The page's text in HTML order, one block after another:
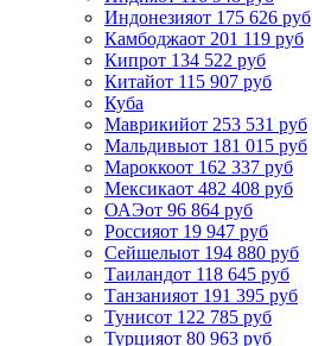
Индонезияот 175 626 руб
Камбоджаот 201 119 руб
Кипрот 134 522 руб
Китайот 115 907 руб
Куба
Маврикийот 253 531 руб
Мальдивыот 181 015 руб
Мароккоот 162 337 руб
Мексикаот 482 408 руб
ОАЭот 96 864 руб
Россияот 19 947 руб
Сейшелыот 194 880 руб
Таиландот 118 645 руб
Танзанияот 191 395 руб
Тунисот 122 785 руб
Турцияот 80 963 руб